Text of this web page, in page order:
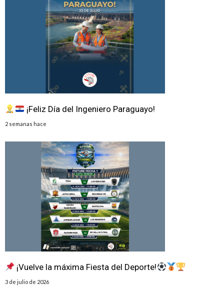
¡Feliz Día del Ingeniero Paraguayo!
2 semanas hace
¡Vuelve la máxima Fiesta del Deporte!
3 de julio de 2026